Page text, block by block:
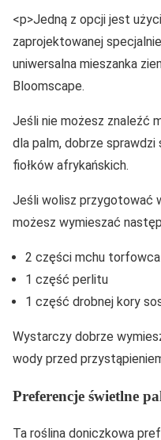
<p>Jedną z opcji jest
zaprojektowanej
uniwersalna mieszanka
Bloomscape.
Jeśli nie możesz znaleźć
dla palm, dobrze sprawdzi
fiołków afrykańskich.
Jeśli wolisz przygotować
możesz wymieszać
2 części mchu torfowca
1 część perlitu
1 część drobnej kory
Wystarczy dobrze
wody przed
Preferencje świetlne
Ta roślina doniczkowa